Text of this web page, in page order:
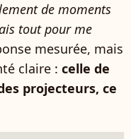
de moments
tout pour me
mesurée, mais
claire : celle de
projecteurs, ce